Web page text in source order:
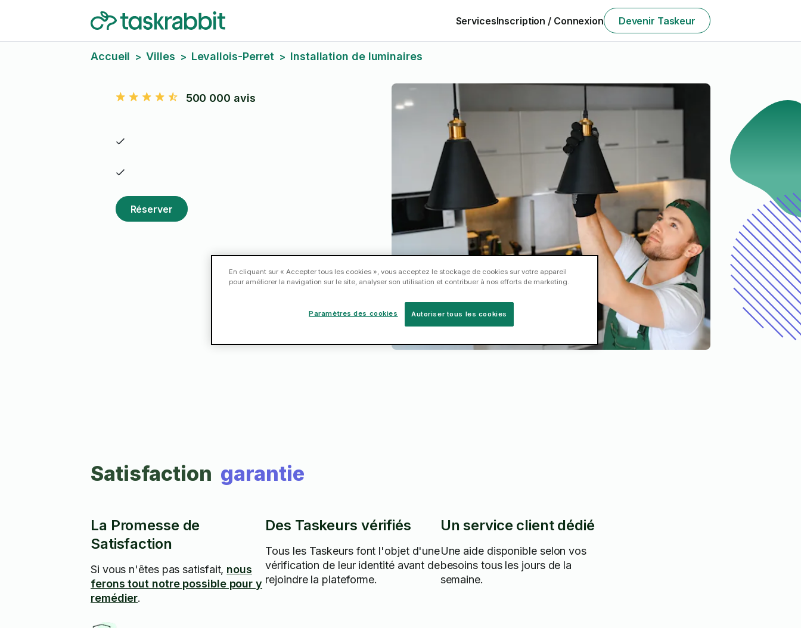
ServicesInscription / Connexion Devenir Taskeur
Accueil > Villes > Levallois-Perret > Installation de luminaires
500 000 avis
Réserver
Satisfaction garantie
La Promesse de
Satisfaction
Si vous n'êtes pas satisfait, nous
ferons tout notre possible pour y
remédier.
Des Taskeurs vérifiés
Tous les Taskeurs font l'objet d'une
vérification de leur identité avant de
rejoindre la plateforme.
Un service client dédié
Une aide disponible selon vos
besoins tous les jours de la
semaine.
En cliquant sur « Accepter tous les cookies », vous acceptez le stockage de cookies sur votre appareil
pour améliorer la navigation sur le site, analyser son utilisation et contribuer à nos efforts de marketing.
Autoriser tous les cookies
Paramètres des cookies